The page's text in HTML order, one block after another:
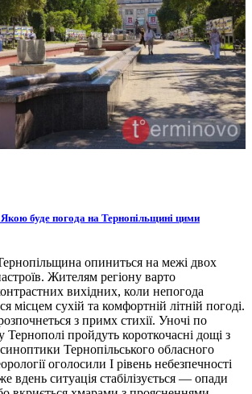
буде погода на Тернопільщині цими
опиниться на межі двох
Жителям регіону варто
вихідних, коли непогода
місцем сухій та комфортній літній погоді.
з примх стихії. Уночі по
Тернополі пройдуть короткочасні дощі з
Тернопільського обласного
оголосили І рівень небезпечності
вдень ситуація стабілізується — опади